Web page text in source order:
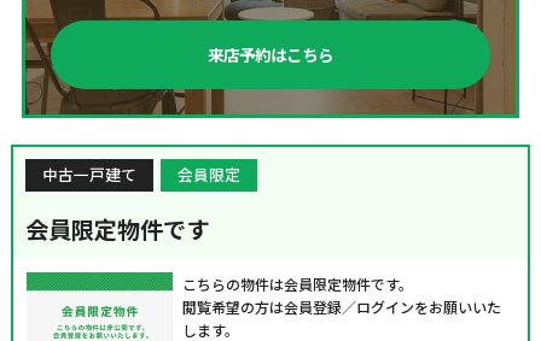
来店予約はこちら
中古一戸建て 会員限定
会員限定物件です
こちらの物件は会員限定物件です。
閲覧希望の方は会員登録／ログインをお願いいた
します。